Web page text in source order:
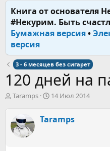
Книга от основателя
#Некурим. Быть
Бумажная версия•
версия
3 - 6 месяцев без сигарет
120 дней на
А
о
р
Taramps
Д
а
14 Июл 2014
Taramps